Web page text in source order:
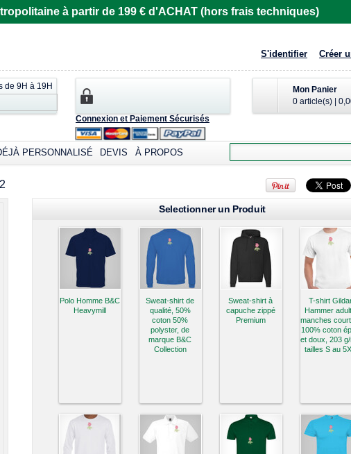
à partir de 199 € d'ACHAT (hors frais techniques)
S'identifier Créer
Mon Panier
0 article(s)
Connexion et Paiement Sécurisés
de 9H à 19H
PERSONNALISÉ DEVIS À PROPOS
Selectionner un Produit
Polo Homme B&C
Heavymill
Sweat-shirt de
qualité, 50%
coton 50%
polyster, de
marque B&C
Collection
Sweat-shirt à
capuche zippé
Premium
T-shirt
Hammer
manches
100% coton
et doux, 203 g/
tailles S au